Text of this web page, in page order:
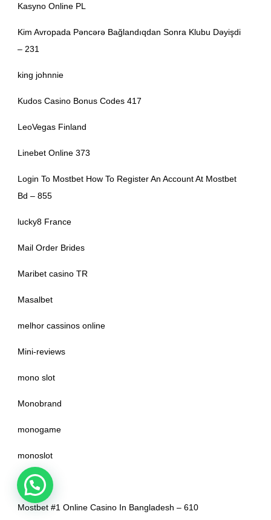
Kasyno Online PL
Kim Avropada Pəncərə Bağlandıqdan Sonra Klubu Dəyişdi
– 231
king johnnie
Kudos Casino Bonus Codes 417
LeoVegas Finland
Linebet Online 373
Login To Mostbet How To Register An Account At Mostbet
Bd – 855
lucky8 France
Mail Order Brides
Maribet casino TR
Masalbet
melhor cassinos online
Mini-reviews
mono slot
Monobrand
monogame
monoslot
mostbet
Mostbet #1 Online Casino In Bangladesh – 610